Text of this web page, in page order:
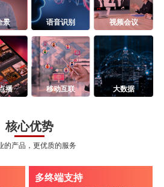
景 语音识别 视频会议
播 移动互联 大数据
核心优势
的产品，更优质的服务
多终端支持